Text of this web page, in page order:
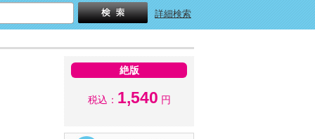
詳細検索
絶版
税込： 1,540 円